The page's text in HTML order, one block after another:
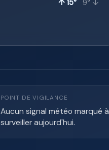
↑ 15° 9° ↓
POINT DE VIGILANCE
Aucun signal météo marqué à
surveiller aujourd'hui.